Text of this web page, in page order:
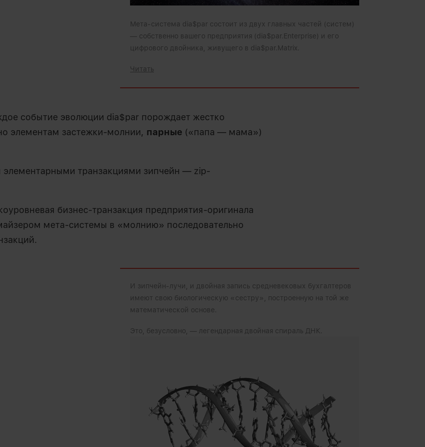
Мета-система dia$par состоит из двух главных частей (систем)
— собственно вашего предприятия (dia$par.Enterprise) и его
цифрового двойника, живущего в dia$par.Matrix.
Читать
событие эволюции dia$par порождает жестко
элементам застежки-молнии, парные («папа — мама»)
элементарными транзакциями зипчейн — zip-
бизнес-транзакция предприятия-оригинала
мета-системы в «молнию» последовательно
И зипчейн-лучи, и двойная запись средневековых бухгалтеров
имеют свою биологическую «сестру», построенную на той же
математической основе.
Это, безусловно, — легендарная двойная спираль ДНК.